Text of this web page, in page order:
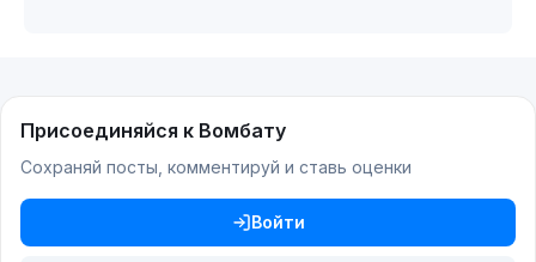
Присоединяйся к Вомбату
Сохраняй посты, комментируй и ставь оценки
Войти